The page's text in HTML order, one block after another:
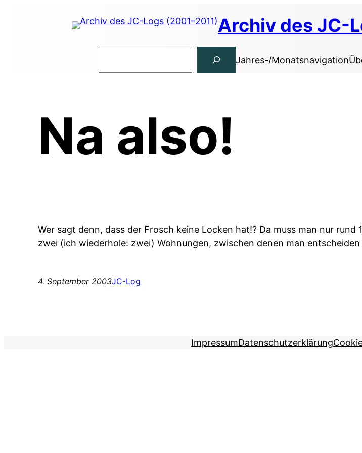
Archiv des JC-
Jahres-/Monatsnavigation
Na also!
Wer sagt denn, dass der Frosch keine Locken hat!? Da muss man nur
zwei (ich wiederhole: zwei) Wohnungen, zwischen denen man
4. September 2003JC-Log
ImpressumDatenschutzerklärung